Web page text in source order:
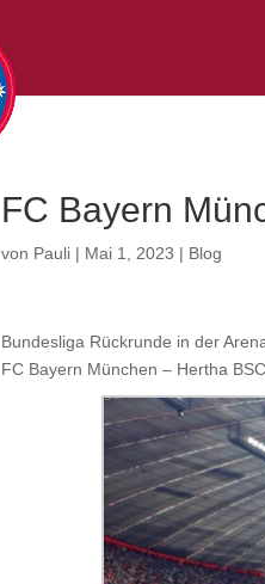
FC Bayern
von Pauli | Mai 1, 2023 | Blog
Bundesliga Rückrunde in der
FC Bayern München – Hertha